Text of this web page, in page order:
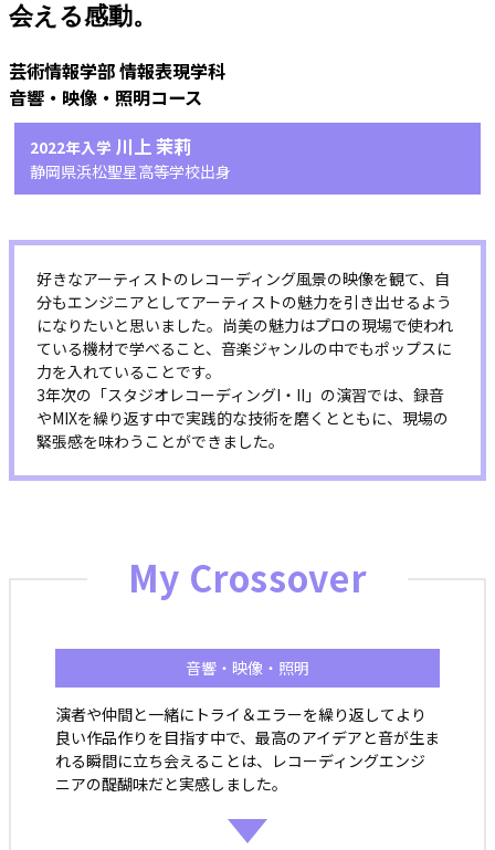
会える感動。
2022年入学 川上 茉莉
静岡県浜松聖星高等学校出身
好きなアーティストのレコーディング風景の映像を観て、自
分もエンジニアとしてアーティストの魅力を引き出せるよう
になりたいと思いました。尚美の魅力はプロの現場で使われ
ている機材で学べること、音楽ジャンルの中でもポップスに
力を入れていることです。
3年次の「スタジオレコーディングI・II」の演習では、録音
やMIXを繰り返す中で実践的な技術を磨くとともに、現場の
緊張感を味わうことができました。
My Crossover
音響・映像・照明
演者や仲間と一緒にトライ＆エラーを繰り返してより
良い作品作りを目指す中で、最高のアイデアと音が生ま
れる瞬間に立ち会えることは、レコーディングエンジ
ニアの醍醐味だと実感しました。